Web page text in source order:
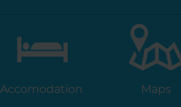
Accomodation Maps